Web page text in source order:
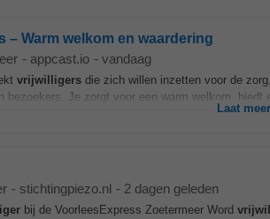
– Warm welkom en waardering
- appcast.io - vandaag
vrijwilligers die zich willen inzetten voor de
bezoekers. Je zorgt voor een warm welkom, biedt
Laat
- stichtingpiezo.nl - 2 dagen geleden
bij de VoorleesExpress Zoetermeer Word